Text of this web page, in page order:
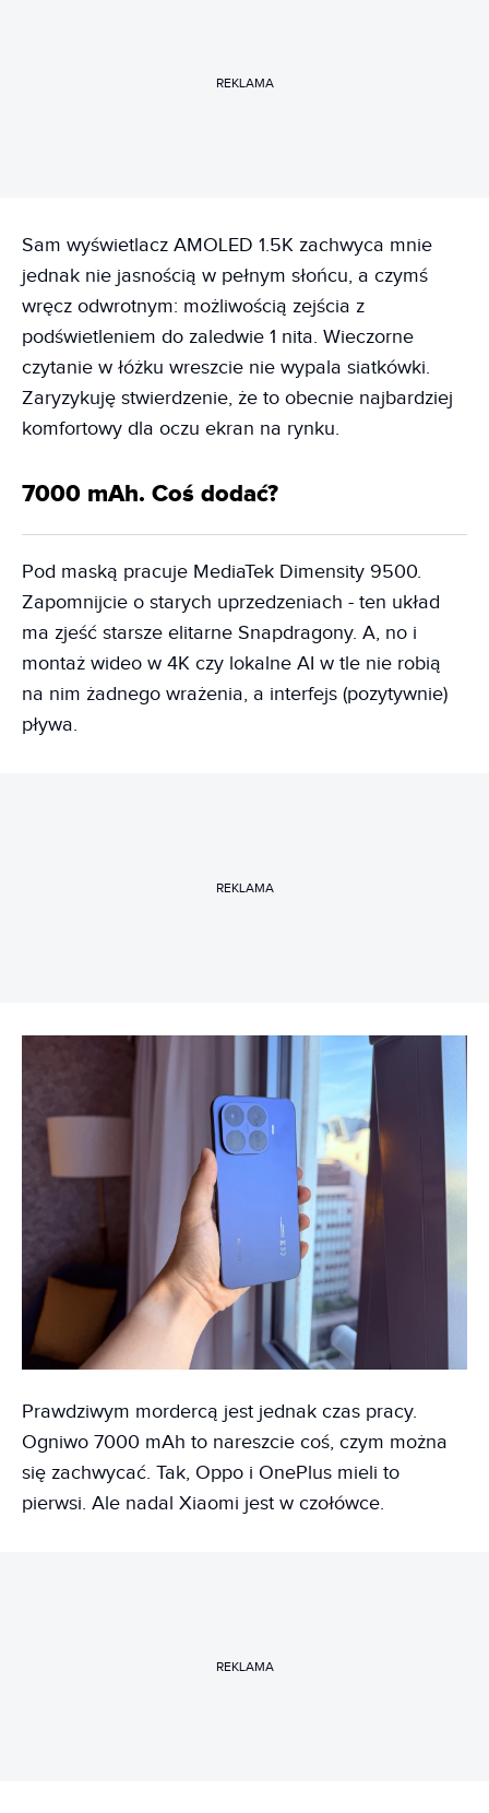
REKLAMA
Sam wyświetlacz AMOLED 1.5K zachwyca mnie
jednak nie jasnością w pełnym słońcu, a czymś
wręcz odwrotnym: możliwością zejścia z
podświetleniem do zaledwie 1 nita. Wieczorne
czytanie w łóżku wreszcie nie wypala siatkówki.
Zaryzykuję stwierdzenie, że to obecnie najbardziej
komfortowy dla oczu ekran na rynku.
7000 mAh. Coś dodać?
Pod maską pracuje MediaTek Dimensity 9500.
Zapomnijcie o starych uprzedzeniach - ten układ
ma zjeść starsze elitarne Snapdragony. A, no i
montaż wideo w 4K czy lokalne AI w tle nie robią
na nim żadnego wrażenia, a interfejs (pozytywnie)
pływa.
REKLAMA
Prawdziwym mordercą jest jednak czas pracy.
Ogniwo 7000 mAh to nareszcie coś, czym można
się zachwycać. Tak, Oppo i OnePlus mieli to
pierwsi. Ale nadal Xiaomi jest w czołówce.
REKLAMA